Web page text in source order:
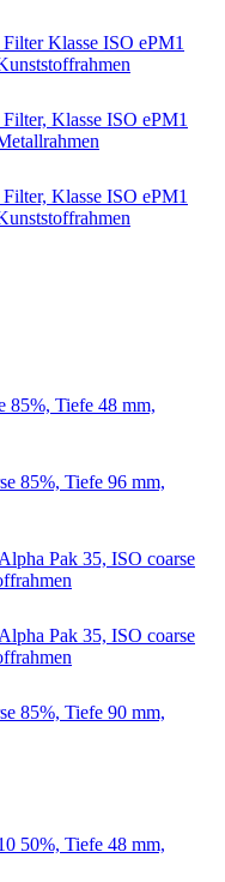
Klasse ISO ePM1
Klasse ISO ePM1
Klasse ISO ePM1
85%, Tiefe 48 mm,
85%, Tiefe 96 mm,
Pak 35, ISO coarse
Pak 35, ISO coarse
85%, Tiefe 90 mm,
50%, Tiefe 48 mm,